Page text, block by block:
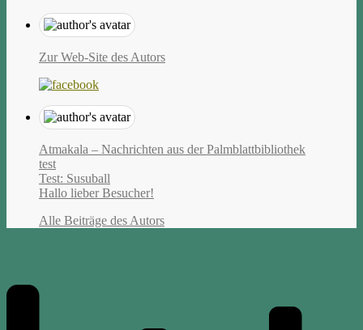
Zur Web-Site des Autors
Atmakala – Nachrichten aus der Palmblattbibliothek
test
Test: Susuball
Hallo lieber Besucher!
Alle Beiträge des Autors